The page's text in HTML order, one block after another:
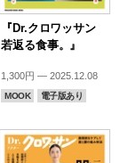
『Dr.クロワッサン
若返る食事。』
1,300円 — 2025.12.08
MOOK 電子版あり